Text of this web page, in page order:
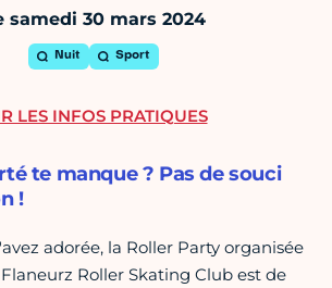
samedi 30 mars 2024
Nuit Sport
te manque ? Pas de souci
!
adorée, la Roller Party organisée
Flaneurz Roller Skating Club est de
LES INFOS PRATIQUES